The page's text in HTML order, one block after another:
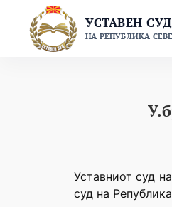
content
УСТАВЕН СУД
НА РЕПУБЛИКА
Уставниот суд
суд на